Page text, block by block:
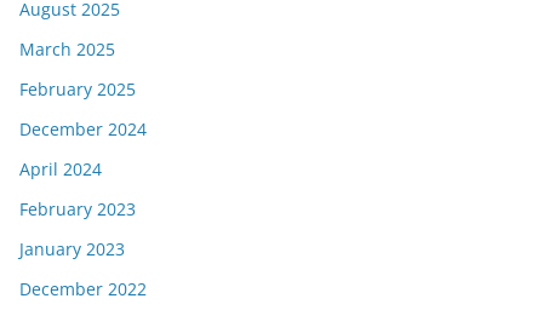
August 2025
March 2025
February 2025
December 2024
April 2024
February 2023
January 2023
December 2022